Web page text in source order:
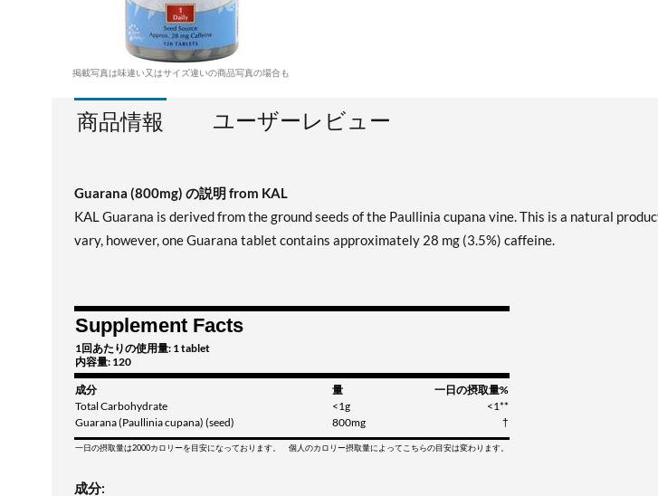
掲載写真は味違い又はサイズ違いの商品写真の場合も
商品情報 ユーザーレビュー
Guarana (800mg) の説明 from KAL
KAL Guarana is derived from the ground seeds of the Paullinia cupana vine. This is a natural
vary, however, one Guarana tablet contains approximately 28 mg (3.5%) caffeine.
Supplement Facts
1回あたりの使用量: 1 tablet
内容量: 120
成分 量
一日の摂取量%
Total Carbohydrate
<1g
<1**
Guarana (Paullinia cupana) (seed)
800mg †
一日の摂取量は2000カロリーを目安になっております。 個人のカロリー摂取量によってこちらの目安は変わります。
成分: